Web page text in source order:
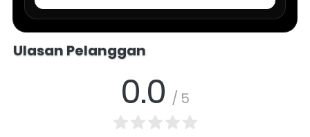
Ulasan Pelanggan
0.0 / 5